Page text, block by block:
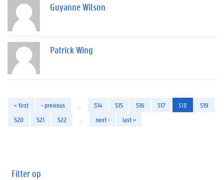
Guyanne Wilson
Patrick Wing
« first ‹ previous 514 515 516 517 518
519
520
521 522 next › last »
Filter op